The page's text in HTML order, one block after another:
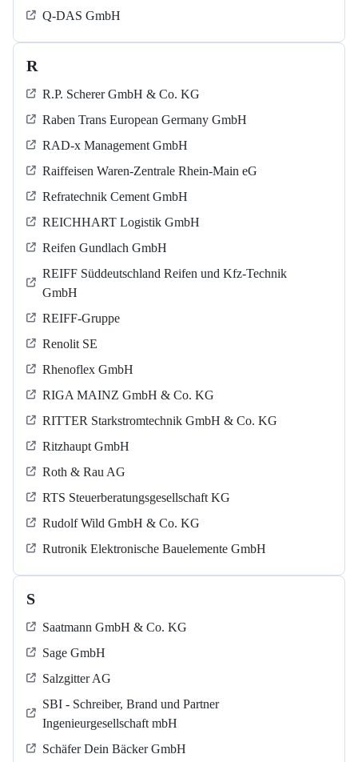
Q-DAS GmbH
R
R.P. Scherer GmbH & Co. KG
Raben Trans European Germany GmbH
RAD-x Management GmbH
Raiffeisen Waren-Zentrale Rhein-Main eG
Refratechnik Cement GmbH
REICHHART Logistik GmbH
Reifen Gundlach GmbH
REIFF Süddeutschland Reifen und Kfz-Technik
GmbH
REIFF-Gruppe
Renolit SE
Rhenoflex GmbH
RIGA MAINZ GmbH & Co. KG
RITTER Starkstromtechnik GmbH & Co. KG
Ritzhaupt GmbH
Roth & Rau AG
RTS Steuerberatungsgesellschaft KG
Rudolf Wild GmbH & Co. KG
Rutronik Elektronische Bauelemente GmbH
S
Saatmann GmbH & Co. KG
Sage GmbH
Salzgitter AG
SBI - Schreiber, Brand und Partner
Ingenieurgesellschaft mbH
Schäfer Dein Bäcker GmbH